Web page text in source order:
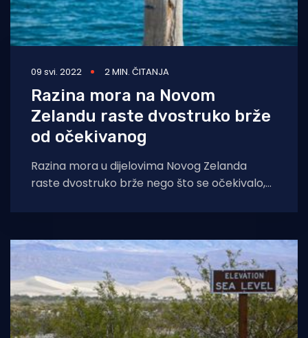
09 svi. 2022 2 MIN. ČITANJA
Razina mora na Novom
Zelandu raste dvostruko brže
od očekivanog
Razina mora u dijelovima Novog Zelanda
raste dvostruko brže nego što se očekivalo,
zemlji,